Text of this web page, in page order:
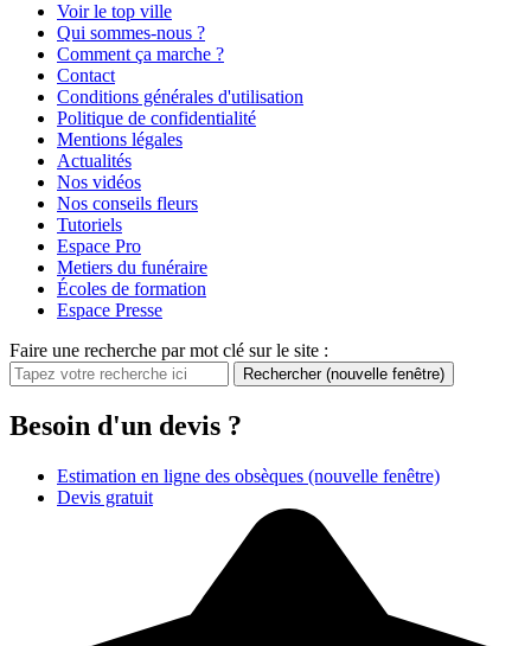
Voir le top ville
Qui sommes-nous ?
Comment ça marche ?
Contact
Conditions générales d'utilisation
Politique de confidentialité
Mentions légales
Actualités
Nos vidéos
Nos conseils fleurs
Tutoriels
Espace Pro
Metiers du funéraire
Écoles de formation
Espace Presse
Faire une recherche par mot clé sur le site :
Rechercher (nouvelle fenêtre)
Besoin d'un devis ?
Estimation en ligne des obsèques (nouvelle fenêtre)
Devis gratuit